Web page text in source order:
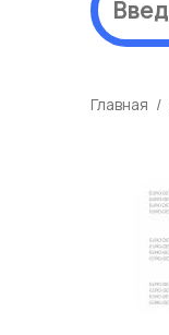
Главная